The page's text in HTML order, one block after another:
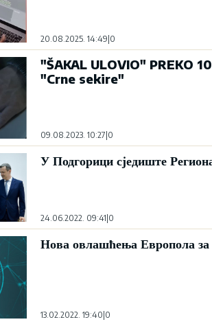
20.08.2025. 14:49|0
"ŠAKAL ULOVIO" PREKO
"Crne sekire"
09.08.2023. 10:27 0
У Подгорици сједиште
24.06.2022. 09:41 0
Нова овлашћења Европола за
13.02.2022. 19:40 0